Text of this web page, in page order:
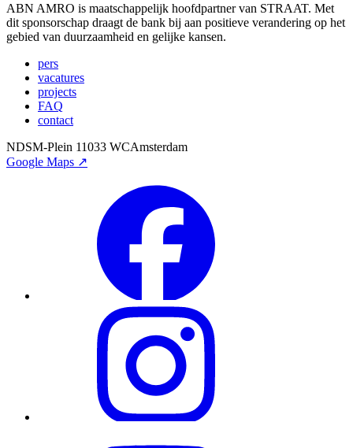
ABN AMRO is maatschappelijk hoofdpartner van STRAAT. Met
dit sponsorschap draagt de bank bij aan positieve verandering op het
gebied van duurzaamheid en gelijke kansen.
pers
vacatures
projects
FAQ
contact
NDSM-Plein 11033 WCAmsterdam
Google Maps ↗